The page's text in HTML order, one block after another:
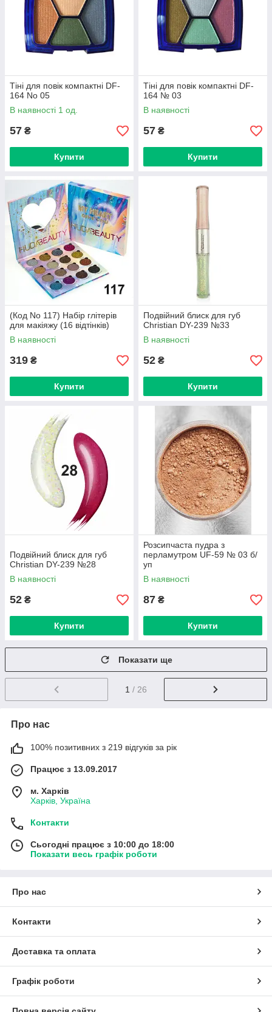
Тіні для повік компактні DF-
164 No 05
В наявності 1 од.
57 ₴
Купити
Тіні для повік компактні DF-
164 № 03
В наявності
57 ₴
Купити
(Код No 117) Набір глітерів
для макіяжу (16 відтінків)
В наявності
319 ₴
Купити
Подвійний блиск для губ
Christian DY-239 №33
В наявності
52 ₴
Купити
Подвійний блиск для губ
Christian DY-239 №28
В наявності
52 ₴
Купити
Розсипчаста пудра з
перламутром UF-59 № 03 б/
уп
В наявності
87 ₴
Купити
Показати ще
1 / 26
Про нас
100% позитивних з 219 відгуків за рік
Працює з 13.09.2017
м. Харків
Харків, Україна
Контакти
Сьогодні працює з 10:00 до 18:00
Показати весь графік роботи
Про нас
Контакти
Доставка та оплата
Графік роботи